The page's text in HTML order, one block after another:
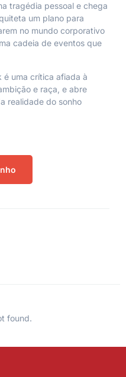
tragédia pessoal e chega
um plano para
no mundo corporativo
cadeia de eventos que
é uma crítica afiada à
e raça, e abre
realidade do sonho
found.